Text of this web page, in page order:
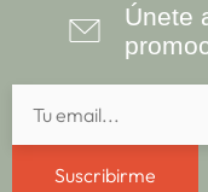
Únete
Suscribirme